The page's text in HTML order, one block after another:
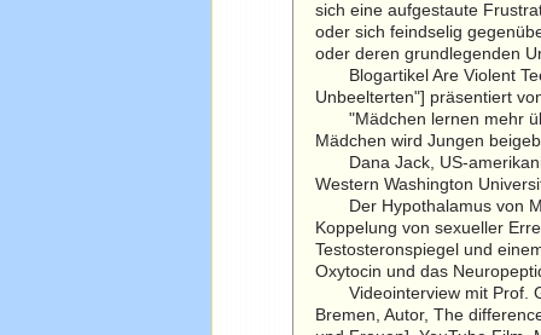
sich eine aufgestaute
oder sich feindselig
oder deren grundlegenden
Blogartikel Are Violent
Unbeelterten"] präsentiert
"Mädchen lernen mehr
Mädchen wird Jungen
Dana Jack, US-
Western Washington
Der Hypothalamus von
Koppelung von sexueller
Testosteronspiegel und
Oxytocin und das
Videointerview mit Prof.
Bremen, Autor, The